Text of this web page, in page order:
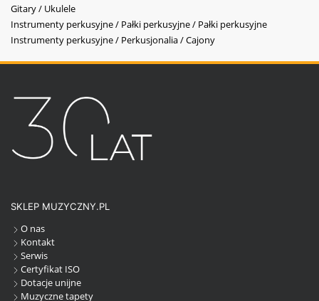
Gitary / Ukulele
Instrumenty perkusyjne / Pałki perkusyjne / Pałki perkusyjne
Instrumenty perkusyjne / Perkusjonalia / Cajony
SKLEP MUZYCZNY.PL
O nas
Kontakt
Serwis
Certyfikat ISO
Dotacje unijne
Muzyczne tapety